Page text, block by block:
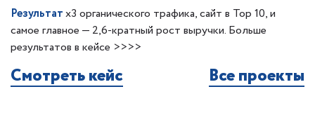
Результатх3 органического трафика, сайт в Top 10, и
самое главное — 2,6-кратный рост выручки. Больше
результатов в кейсе >>>>
Смотреть кейс Все проекты